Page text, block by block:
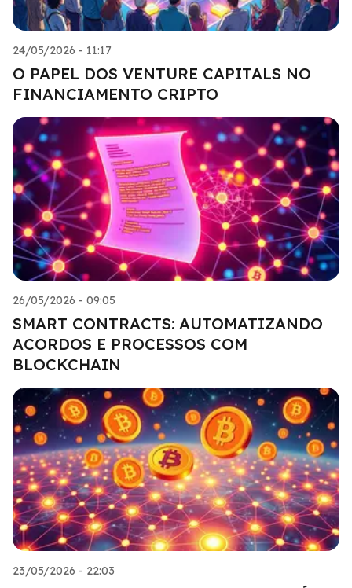
24/05/2026 - 11:17
O PAPEL DOS VENTURE CAPITALS NO
FINANCIAMENTO CRIPTO
26/05/2026 - 09:05
SMART CONTRACTS: AUTOMATIZANDO
ACORDOS E PROCESSOS COM
BLOCKCHAIN
23/05/2026 - 22:03